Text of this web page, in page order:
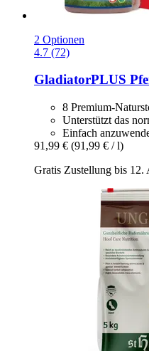
2 Optionen
4.7 (72)
GladiatorPLUS
8 Premium-
Unterstützt das
Einfach
91,99 € (91,99 € / l)
Gratis Zustellung bis 12.